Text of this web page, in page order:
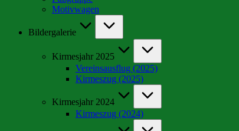
Motivwagen
Bildergalerie
Kirmesjahr 2025
Vereinsausflug (2025)
Kirmeszug (2025)
Kirmesjahr 2024
Kirmeszug (2024)